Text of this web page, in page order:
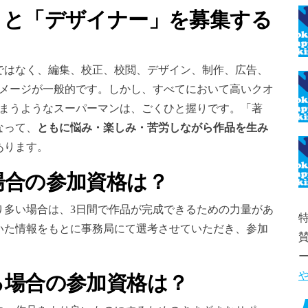
「デザイナー」を募集する
なく、編集、校正、校閲、デザイン、制作、広告、
ージが一般的です。しかし、すべてにおいて高いクオ
うようなスーパーマンは、ごくひと握りです。「著
て、
ともに悩み・楽しみ・苦労しながら作品を生み
ます。
の参加資格は？
い場合は、3日間で作品が完成できるための力量があ
情報をもとに事務局にて選考させていただき、参加
合の参加資格は？